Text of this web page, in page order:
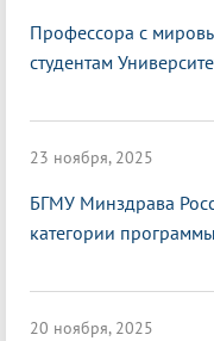
Профессора с
студентам
23 ноября, 2025
БГМУ Минздрава
категории
20 ноября, 2025